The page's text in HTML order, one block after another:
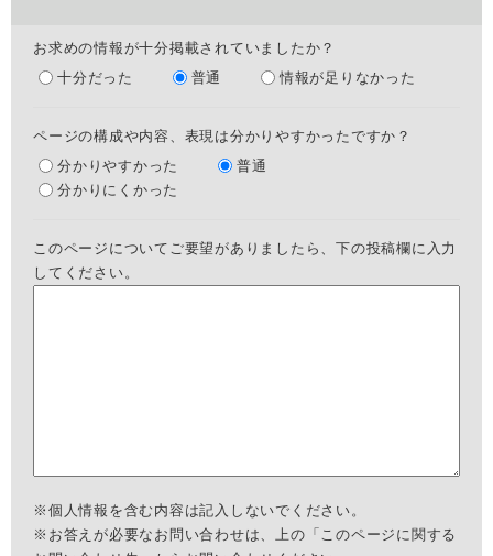
お求めの情報が十分掲載されていましたか？
十分だった
普通 情報が足りなかった
ページの構成や内容、表現は分かりやすかったですか？
分かりやすかった
普通
分かりにくかった
このページについてご要望がありましたら、下の投稿欄に入力
してください。
※個人情報を含む内容は記入しないでください。
※お答えが必要なお問い合わせは、上の「このページに関する